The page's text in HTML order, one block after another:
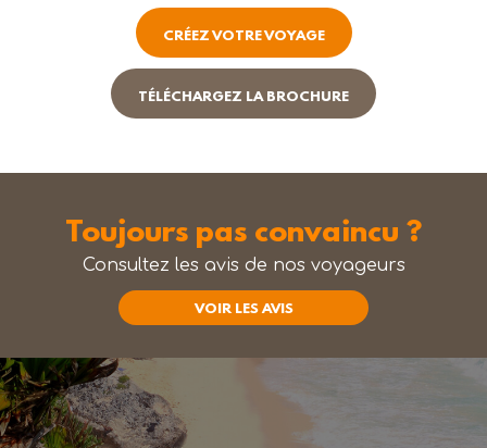
CRÉEZ VOTRE VOYAGE
TÉLÉCHARGEZ LA BROCHURE
Toujours pas convaincu ?
Consultez les avis de nos voyageurs
VOIR LES AVIS